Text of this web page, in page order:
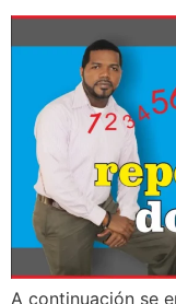
A continuación se